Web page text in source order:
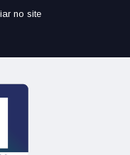
no site